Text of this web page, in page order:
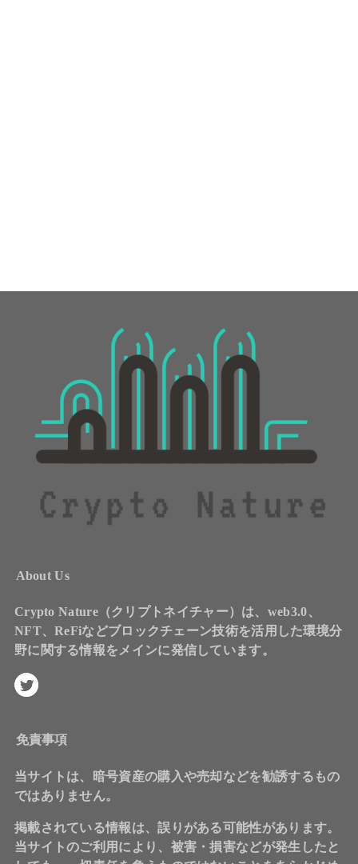
About Us
Crypto Nature（クリプトネイチャー）は、web3.0、
NFT、ReFiなどブロックチェーン技術を活用した環境分
野に関する情報をメインに発信しています。
免責事項
当サイトは、暗号資産の購入や売却などを勧誘するもの
ではありません。
掲載されている情報は、誤りがある可能性があります。
当サイトのご利用により、被害・損害などが発生したと